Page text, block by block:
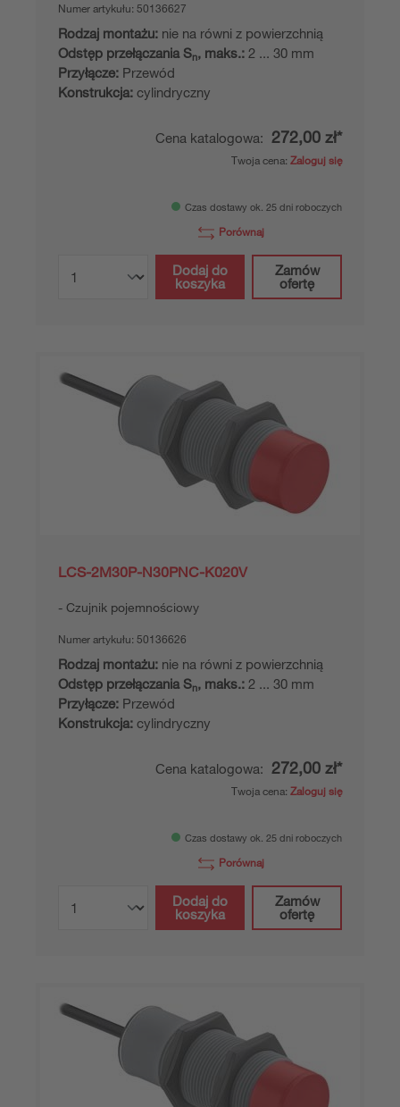
Numer artykułu: 50136627
Rodzaj montażu: nie na równi z powierzchnią
Odstęp przełączania Sn, maks.: 2 ... 30 mm
Przyłącze: Przewód
Konstrukcja: cylindryczny
Cena katalogowa: 272,00 zł*
Twoja cena: Zaloguj się
Czas dostawy ok. 25 dni roboczych
Porównaj
Dodaj do
koszyka
Zamów
ofertę
LCS-2M30P-N30PNC-K020V
Czujnik pojemnościowy
Numer artykułu: 50136626
Rodzaj montażu: nie na równi z powierzchnią
Odstęp przełączania Sn, maks.: 2 ... 30 mm
Przyłącze: Przewód
Konstrukcja: cylindryczny
Cena katalogowa: 272,00 zł*
Twoja cena: Zaloguj się
Czas dostawy ok. 25 dni roboczych
Porównaj
Dodaj do
koszyka
Zamów
ofertę